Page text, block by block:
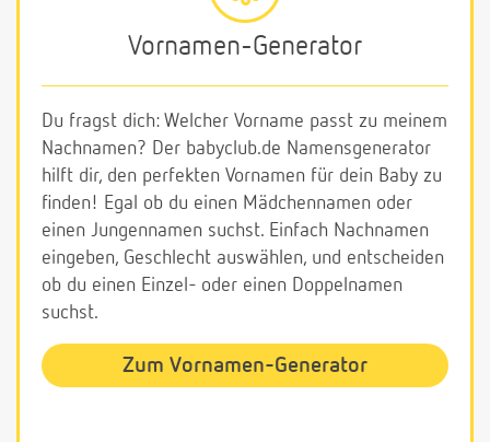
Vornamen-Generator
Du fragst dich: Welcher Vorname passt zu meinem
Nachnamen? Der babyclub.de Namensgenerator
hilft dir, den perfekten Vornamen für dein Baby zu
finden! Egal ob du einen Mädchennamen oder
einen Jungennamen suchst. Einfach Nachnamen
eingeben, Geschlecht auswählen, und entscheiden
ob du einen Einzel- oder einen Doppelnamen
suchst.
Zum Vornamen-Generator